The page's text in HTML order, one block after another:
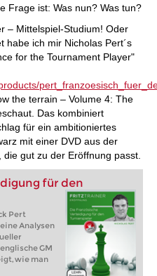
Frage ist: Was nun? Was tun?
– Mittelspiel-Studium! Oder
habe ich mir Nicholas Pert´s
for the Tournament Player"
the terrain – Volume 4: The
Das kombiniert
für ein ambitioniertes
mit einer DVD aus der
gut zu der Eröffnung passt.
für den
Pert
Analysen
GM
wie man